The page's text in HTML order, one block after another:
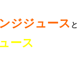
ジジュース と
ース